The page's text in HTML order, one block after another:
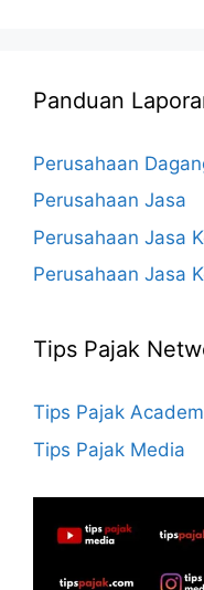
Panduan
Perusahaan
Perusahaan Jasa
Perusahaan Jasa
Perusahaan Jasa
Tips Pajak
Tips Pajak
Tips Pajak Media